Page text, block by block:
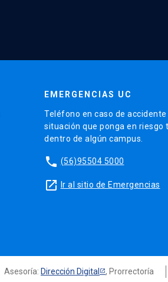
EMERGENCIAS UC
Teléfono en caso de accidente
situación que ponga en riesgo
dentro de algún campus.
phone (56)95504 5000
launch Ir al sitio de Emergencias
Asesoría: Dirección Digital , Prorrectoría